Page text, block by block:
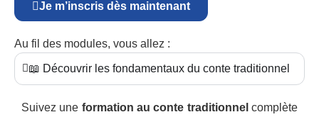
Je m’inscris dès maintenant
Au fil des modules, vous allez :
📖 Découvrir les fondamentaux du conte traditionnel
Suivez une formation au conte traditionnel complète